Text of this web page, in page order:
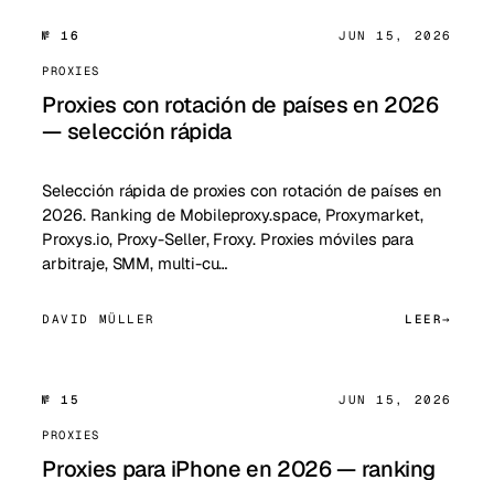
№ 16 JUN 15, 2026
PROXIES
Proxies con rotación de países en 2026
— selección rápida
Selección rápida de proxies con rotación de países en
2026. Ranking de Mobileproxy.space, Proxymarket,
Proxys.io, Proxy-Seller, Froxy. Proxies móviles para
arbitraje, SMM, multi-cu…
DAVID MÜLLER LEER
№ 15 JUN 15, 2026
PROXIES
Proxies para iPhone en 2026 — ranking